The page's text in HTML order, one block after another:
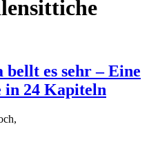
es sehr – Eine
in 24 Kapiteln